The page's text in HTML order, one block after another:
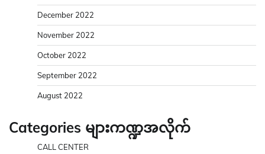
December 2022
November 2022
October 2022
September 2022
August 2022
Categories များကဏ္ဍအလိုက်
CALL CENTER